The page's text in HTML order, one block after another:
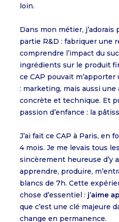
loin.
Dans mon métier,
partie R&D : fabriquer une
comprendre l’impact du
ingrédients sur le produit
ce CAP pouvait m’apporter
: marketing, mais aussi
concrète et technique. Et
passion d’enfance : la
J’ai fait ce CAP à Paris, en
4 mois. Je me levais tous
sincèrement heureuse d’y
apprendre, produire,
blancs de 7h. Cette
chose d’essentiel : j’aime
que c’est une clé majeure
change en permanence.